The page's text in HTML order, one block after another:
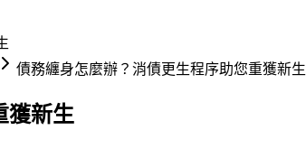
債務纏身怎麼辦？消債更生程序助您重獲新生
獲新生